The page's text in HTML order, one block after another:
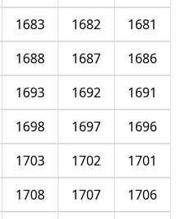
1681
1682
1683
1686
1687
1688
1691
1692
1693
1696
1697
1698
1701
1702
1703
1706
1707
1708